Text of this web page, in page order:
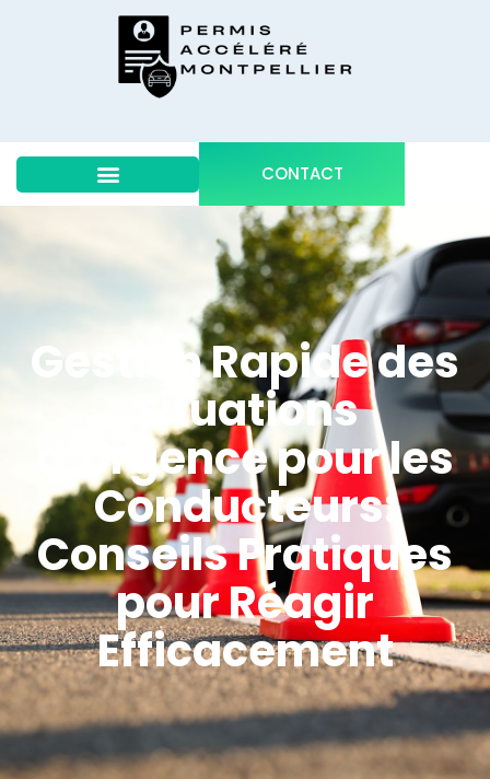
CONTACT
Gestion Rapide des
Situations
d’Urgence pour les
Conducteurs:
Conseils Pratiques
pour Réagir
Efficacement